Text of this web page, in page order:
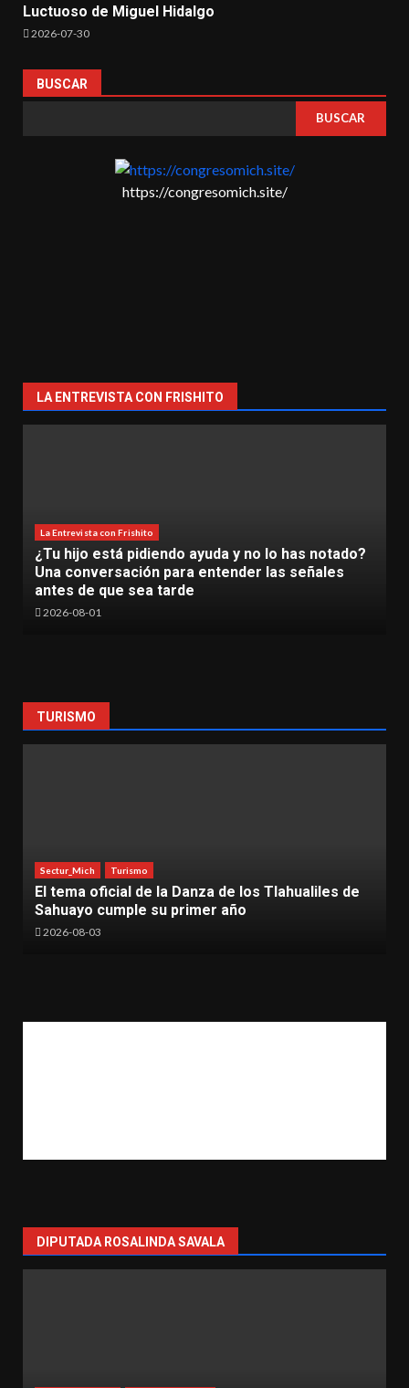
Luctuoso de Miguel Hidalgo
2026-07-30
BUSCAR
BUSCAR
https://congresomich.site/
LA ENTREVISTA CON FRISHITO
La Entrevista con Frishito
La Inteligencia Artificial ya es una realidad en el
TecNM Lázaro Cárdenas
2026-06-30
TURISMO
Sectur_Mich Turismo
País de la Monarca ofrece naturaleza y aventura
este verano
2026-08-03
DIPUTADA ROSALINDA SAVALA